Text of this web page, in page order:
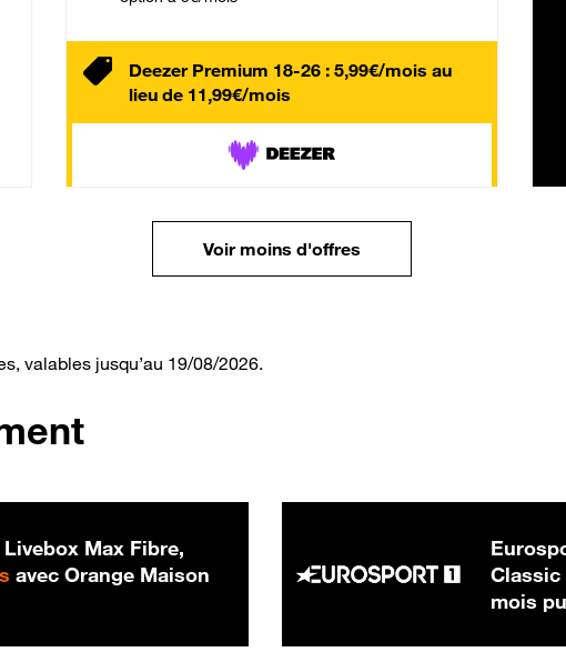
Deezer Premium 18-26 : 5,99€/mois au
lieu de 11,99€/mois
Voir moins d'offres
valables jusqu’au 19/08/2026.
Max Fibre,
20 € par mois
avec Orange Maison
mois